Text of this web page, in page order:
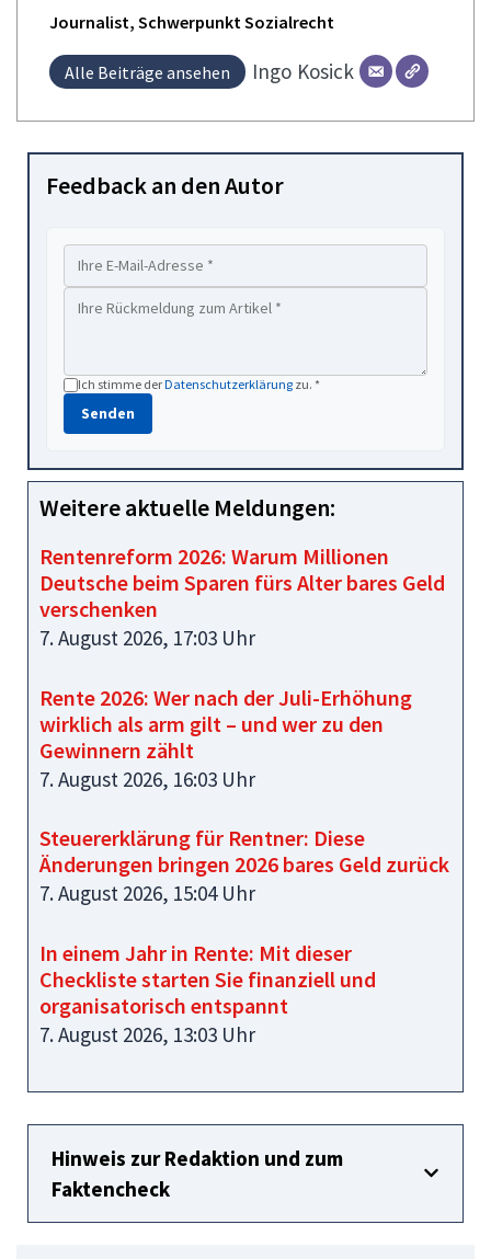
Journalist, Schwerpunkt Sozialrecht
Alle Beiträge ansehen Ingo Kosick
Feedback an den Autor
Ich stimme derDatenschutzerklärung zu. *
Senden
Weitere aktuelle Meldungen:
Rentenreform 2026: Warum Millionen
Deutsche beim Sparen fürs Alter bares Geld
verschenken
7. August 2026, 17:03 Uhr
Rente 2026: Wer nach der Juli-Erhöhung
wirklich als arm gilt – und wer zu den
Gewinnern zählt
7. August 2026, 16:03 Uhr
Steuererklärung für Rentner: Diese
Änderungen bringen 2026 bares Geld zurück
7. August 2026, 15:04 Uhr
In einem Jahr in Rente: Mit dieser
Checkliste starten Sie finanziell und
organisatorisch entspannt
7. August 2026, 13:03 Uhr
Hinweis zur Redaktion und zum
Faktencheck